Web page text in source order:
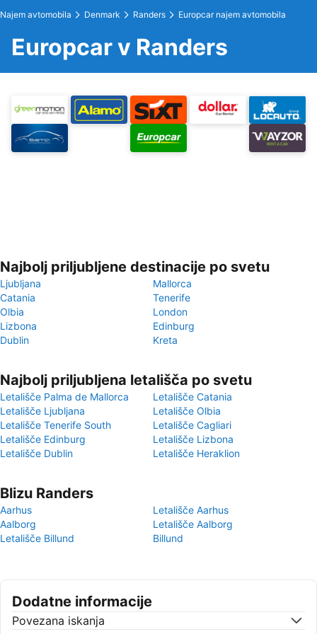
Najem avtomobila Denmark Randers Europcar najem avtomobila
Europcar v Randers
Najbolj priljubljene destinacije po svetu
Ljubljana
Mallorca
Catania
Tenerife
Olbia
London
Lizbona
Edinburg
Dublin
Kreta
Najbolj priljubljena letališča po svetu
Letališče Palma de Mallorca
Letališče Catania
Letališče Ljubljana
Letališče Olbia
Letališče Tenerife South
Letališče Cagliari
Letališče Edinburg
Letališče Lizbona
Letališče Dublin
Letališče Heraklion
Blizu Randers
Aarhus
Letališče Aarhus
Aalborg
Letališče Aalborg
Letališče Billund
Billund
Dodatne informacije
Povezana iskanja